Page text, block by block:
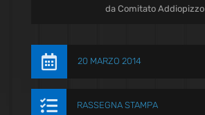
daComitato Addiopizzo
 20 MARZO 2014
 RASSEGNA STAMPA